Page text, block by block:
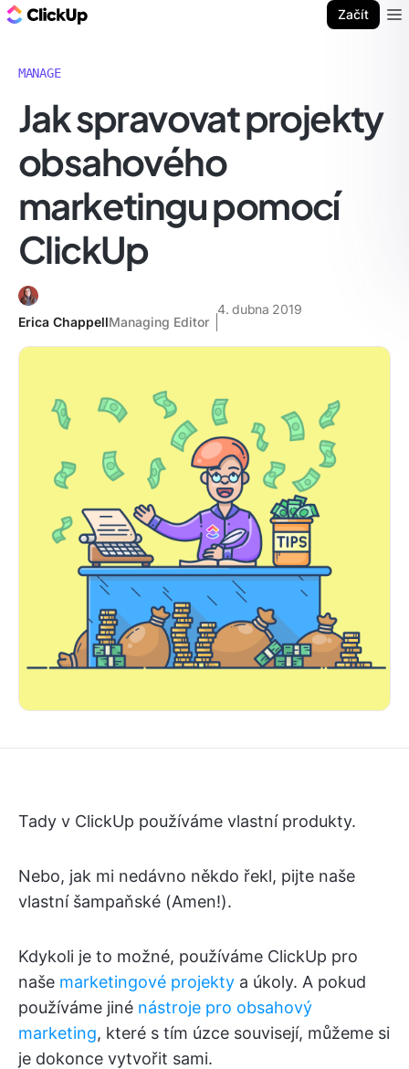
Začít
MANAGE
Jak spravovat projekty
obsahového
marketingu pomocí
ClickUp
Erica ChappellManaging Editor
4. dubna 2019
Tady v ClickUp používáme vlastní produkty.
Nebo, jak mi nedávno někdo řekl, pijte naše
vlastní šampaňské (Amen!).
Kdykoli je to možné, používáme ClickUp pro
naše marketingové projekty a úkoly. A pokud
používáme jiné nástroje pro obsahový
marketing, které s tím úzce souvisejí, můžeme si
je dokonce vytvořit sami.